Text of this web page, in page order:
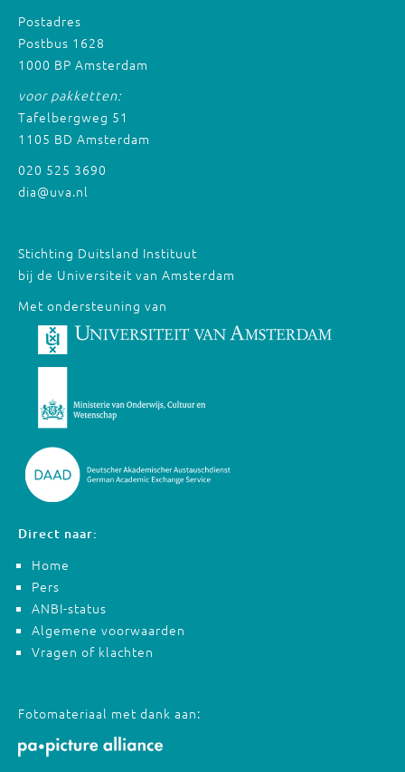
Postadres
Postbus 1628
1000 BP Amsterdam
voor pakketten:
Tafelbergweg 51
1105 BD Amsterdam
020 525 3690
dia@uva.nl
Stichting Duitsland Instituut
bij de Universiteit van Amsterdam
Met ondersteuning van
Direct naar:
Home
Pers
ANBI-status
Algemene voorwaarden
Vragen of klachten
Fotomateriaal met dank aan: